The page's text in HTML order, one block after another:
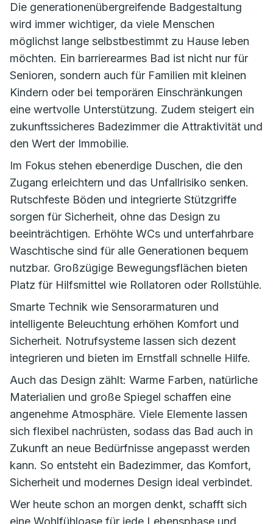
Die generationenübergreifende Badgestaltung
wird immer wichtiger, da viele Menschen
möglichst lange selbstbestimmt zu Hause leben
möchten. Ein barrierearmes Bad ist nicht nur für
Senioren, sondern auch für Familien mit kleinen
Kindern oder bei temporären Einschränkungen
eine wertvolle Unterstützung. Zudem steigert ein
zukunftssicheres Badezimmer die Attraktivität und
den Wert der Immobilie.
Im Fokus stehen ebenerdige Duschen, die den
Zugang erleichtern und das Unfallrisiko senken.
Rutschfeste Böden und integrierte Stützgriffe
sorgen für Sicherheit, ohne das Design zu
beeinträchtigen. Erhöhte WCs und unterfahrbare
Waschtische sind für alle Generationen bequem
nutzbar. Großzügige Bewegungsflächen bieten
Platz für Hilfsmittel wie Rollatoren oder Rollstühle.
Smarte Technik wie Sensorarmaturen und
intelligente Beleuchtung erhöhen Komfort und
Sicherheit. Notrufsysteme lassen sich dezent
integrieren und bieten im Ernstfall schnelle Hilfe.
Auch das Design zählt: Warme Farben, natürliche
Materialien und große Spiegel schaffen eine
angenehme Atmosphäre. Viele Elemente lassen
sich flexibel nachrüsten, sodass das Bad auch in
Zukunft an neue Bedürfnisse angepasst werden
kann. So entsteht ein Badezimmer, das Komfort,
Sicherheit und modernes Design ideal verbindet.
Wer heute schon an morgen denkt, schafft sich
eine Wohlfühloase für jede Lebensphase und